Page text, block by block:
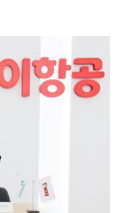
t
i